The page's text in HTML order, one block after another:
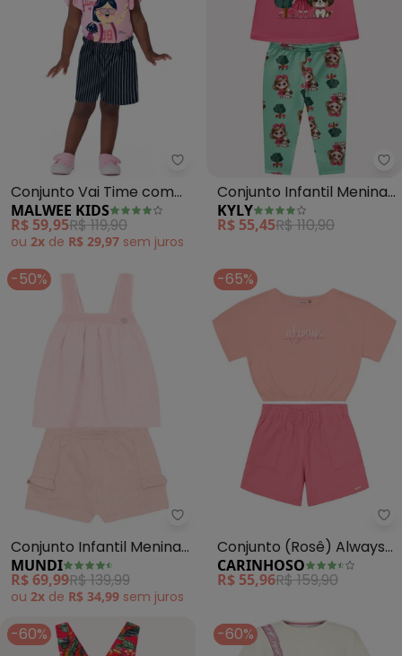
Malwee Kids - Conjunto Vai
Conjunto Vai Time com
Bordado (Rosa Claro)
MALWEE KIDS
R$ 59,95R$ 119,90
ou 2x de R$ 29,97 sem juros
Conjunto Infantil Menina
Estampa (Rosa)
KYLY
R$ 55,45R$ 110,90
-50%
Mundi - Conjunto Infantil
Conjunto Infantil Menina
Detalhado (Rosa)
MUNDI
R$ 69,99R$ 139,99
ou 2x de R$ 34,99 sem juros
-65%
Conjunto (Rosê) Always
Stylish Cropped Menina
CARINHOSO
R$ 55,96R$ 159,90
-60% -60%